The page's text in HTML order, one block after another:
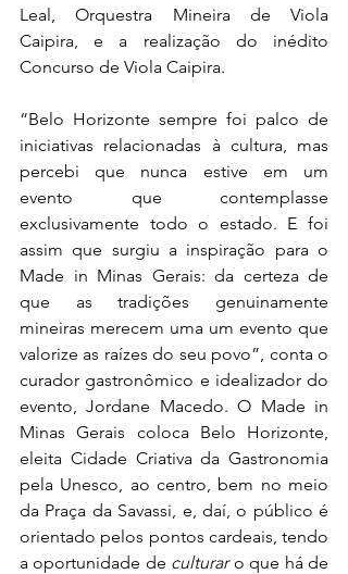
Leal, Orquestra Mineira de Viola
Caipira, e a realização do inédito
Concurso de Viola Caipira.
“Belo Horizonte sempre foi palco de
iniciativas relacionadas à cultura, mas
percebi que nunca estive em um
evento que contemplasse
exclusivamente todo o estado. E foi
assim que surgiu a inspiração para o
Made in Minas Gerais: da certeza de
que as tradições genuinamente
mineiras merecem uma um evento que
valorize as raízes do seu povo”, conta o
curador gastronômico e idealizador do
evento, Jordane Macedo. O Made in
Minas Gerais coloca Belo Horizonte,
eleita Cidade Criativa da Gastronomia
pela Unesco,
ao centro, bem no meio
da Praça da Savassi, e, daí, o público é
orientado pelos pontos cardeais, tendo
a oportunidade de culturar o que há de